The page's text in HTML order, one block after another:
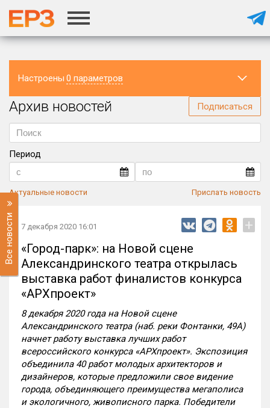
Настроены 0 параметров
Регион
Архив новостей Подписаться
Период
Актуальные новости Прислать новость
Все новости 7 декабря 2020 16:01 +
«Город-парк»: на Новой сцене
Александринского театра открылась
выставка работ финалистов конкурса
«АРХпроект»
8 декабря 2020 года на Новой сцене
Александринского театра (наб. реки Фонтанки, 49А)
начнет работу выставка лучших работ
всероссийского конкурса «АРХпроект». Экспозиция
объединила 40 работ молодых архитекторов и
дизайнеров, которые предложили свое видение
города, объединяющего преимущества мегаполиса
и экологичного, живописного парка. Победители